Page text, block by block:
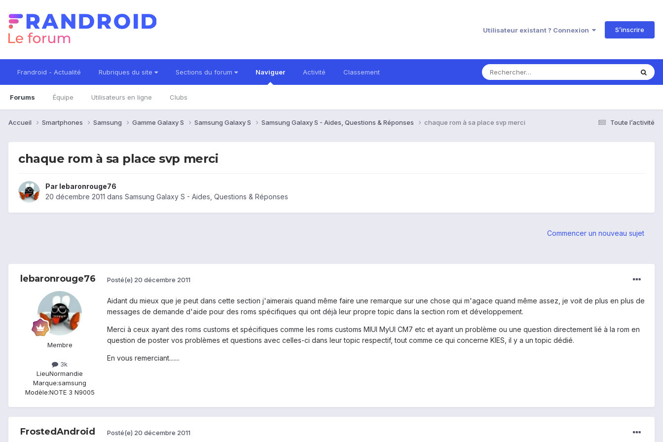
Utilisateur existant ? Connexion S’inscrire
Frandroid - Actualité Rubriques du site Sections du forum Naviguer
Forums Équipe Utilisateurs en ligne Clubs
Activité Classement
Toute l’activité
Accueil Smartphones Samsung Gamme Galaxy S Samsung Galaxy S Samsung Galaxy S - Aides, Questions & Réponses chaque rom à sa place svp merci
chaque rom à sa place svp merci
Par lebaronrouge76
20 décembre 2011 dans Samsung Galaxy S - Aides, Questions & Réponses
Commencer un nouveau sujet
lebaronrouge76
Membre
3k
LieuNormandie
Marque:samsung
Modèle:NOTE 3 N9005
Posté(e) 20 décembre 2011
Aidant du mieux que je peut dans cette section j'aimerais quand même faire une remarque sur une chose qui m'agace quand même assez, je voit de plus en plus de
messages de demande d'aide pour des roms spécifiques qui ont déjà leur propre topic dans la section rom et développement.
Merci à ceux ayant des roms customs et spécifiques comme les roms customs MIUI MyUI CM7 etc et ayant un problème ou une question directement lié à la rom en
question de poster vos problèmes et questions avec celles-ci dans leur topic respectif, tout comme ce qui concerne KIES, il y a un topic dédié.
En vous remerciant.......
FrostedAndroid Posté(e) 20 décembre 2011